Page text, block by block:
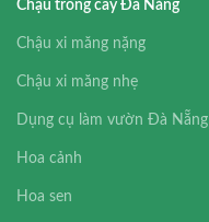
Chậu trồng cây Đà Nẵng
Chậu xi măng nặng
Chậu xi măng nhẹ
Dụng cụ làm vườn Đà Nẵng
Hoa cảnh
Hoa sen